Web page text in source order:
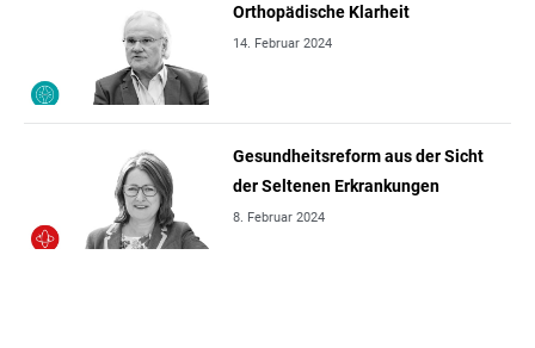
Orthopädische Klarheit
14. Februar 2024
Gesundheitsreform aus der Sicht
der Seltenen Erkrankungen
8. Februar 2024